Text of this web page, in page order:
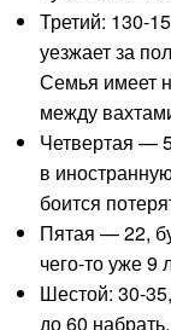
Третий: 130-
уезжает за
Семья имеет
между
Четвертая —
в
боится
Пятая — 22,
чего-то уже
Шестой: 30-
до 60